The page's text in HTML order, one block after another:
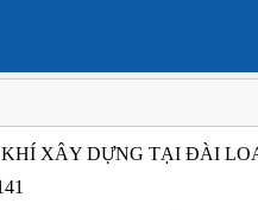
XÂY DỰNG TẠI ĐÀI